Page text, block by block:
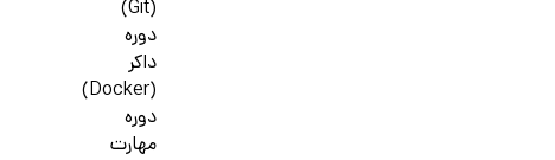
(Git)
دوره
داکر
(Docker)
دوره
مهارت